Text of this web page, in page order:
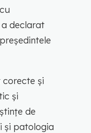
declarat
corecte și
și
de
și patologia